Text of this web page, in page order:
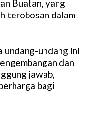
t
e
Buatan, yang
terobosan dalam
undang-undang ini
dan
jawab,
bagi